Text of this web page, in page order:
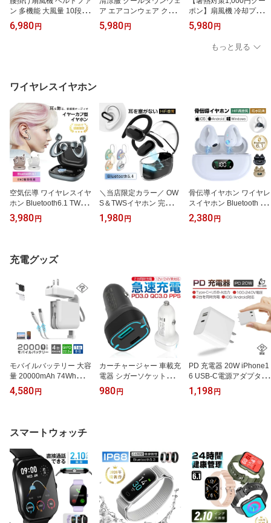
ン 多機能 大風量 10段階
風量調節 首かけ 腰かけ
首掛け 2026年新モデル
ップ付き 急速充電 携帯
便利 アウトドア 【PL保
険加入済み製品・安心】
6,980 円
ア エアコンウェア クー
ルウェア 長袖ワークブル
ゾン ダブルファン付き 9
ンの取付けは簡単
5,980 円
ポン】扇風機 冷却プレー
ト搭載 ハンディファン
デスクファン 首掛けファ
ン ウェストファン 腰掛
けファン 携帯ファン ク
5,980 円
もっと見る
ワイヤレスイヤホン
空気伝導 ワイヤレスイヤ
ホン Bluetooth6.1 TWS
イヤホン 国際的デザイン
アワード金賞を受賞 OW
彩る 空気伝導式 耳を塞
がない 周囲の音が聞こえ
イヤー 90日安心保証付
き【PL保険加入済み製
3,980 円
＼当店限定カラー／ OW
S＆TWSイヤホン 完全ワ
イヤレスイヤホン Blueto
oth5.4 ヘッドセット 空気
ードレス 小型軽量 Type-
C充電 【PL保険加入済み
製品・安心】
1,980 円
骨伝導イヤホン ワイヤレ
スイヤホン Bluetooth 6.1
イヤーカフ構造 挟んで装
着 快適 完全ワイヤレス
ヤホン 【PL保険加入済
み製品・安心】
2,380 円
充電グッズ
モバイルバッテリー 大容
量 20000mAh 74Whケー
ブル不要 防災電源 3in1
コンセント一体型 4台同
ーズ充電2本ケーブル内
蔵 ケーブル取り外し可能
スマホ/タブレット/ゲー
ム機など対応 小型軽量
【PL保険加入済み製品・
安心】
4,580 円
カーチャージャー 車載充
電器 シガーソケット充電
器 シガーソケットUSB出
力ポート Type-C出力ポ
パクトサイズ
980 円
PD 充電器 20W iPhone1
6 USB-C電源アダプター
USB-C 急速充電器USB-
A+Type-C ダブル出力 A
ria/GALAXY Android各機
種対応 2台同時充電 送料
無料
1,198 円
スマートウォッチ